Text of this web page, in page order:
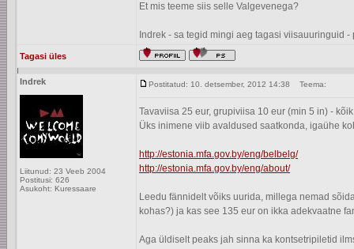
Et mis teeme siis selle Valgevenega?
Indrek - sa tegid mingi aeg tagasi viisauuringuid -
Tagasi üles
Indrek
Liitunud: 23 Veeb 2004
Postitusi: 626
Asukoht: Kuressaare
Postitatud: 10. detsember, 2012 14:38 Teema:
Tavaviisa 25 eur, grupiviisa 10 eur (min 5 in) -
Üks inimene viib avaldused saatkonda, igaühe
http://estonia.mfa.gov.by/eng/belbelg/
http://estonia.mfa.gov.by/eng/about/
Leedu fännidelt võiks uurida, millega nemad
kohas?) ja kas see 135 eur on ikka adekvaatne
Aga üldiselt peaks jah sinna ka kontsetripiletid